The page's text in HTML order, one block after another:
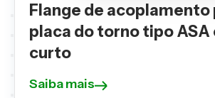
Flange de acoplamento
placa do torno tipo ASA
curto
Saiba mais